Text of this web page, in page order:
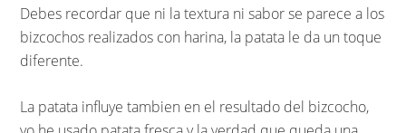
Debes recordar que ni la textura ni sabor se parece a los
bizcochos realizados con harina, la patata le da un toque
diferente.
La patata influye tambien en el resultado del bizcocho,